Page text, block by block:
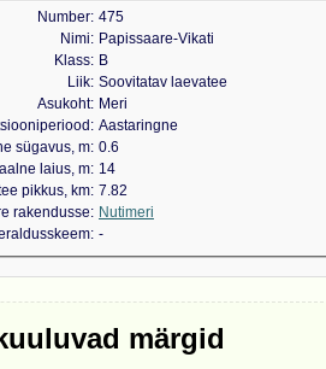
Number 475
Nimi
Papissaare-Vikati
Klass
B
Liik Soovitatav laevatee
Asukoht
Meri
Aastaringne
sügavus, m 0.6
laius, m 14
pikkus, km 7.82
rakendusse
Nutimeri
-
märgid